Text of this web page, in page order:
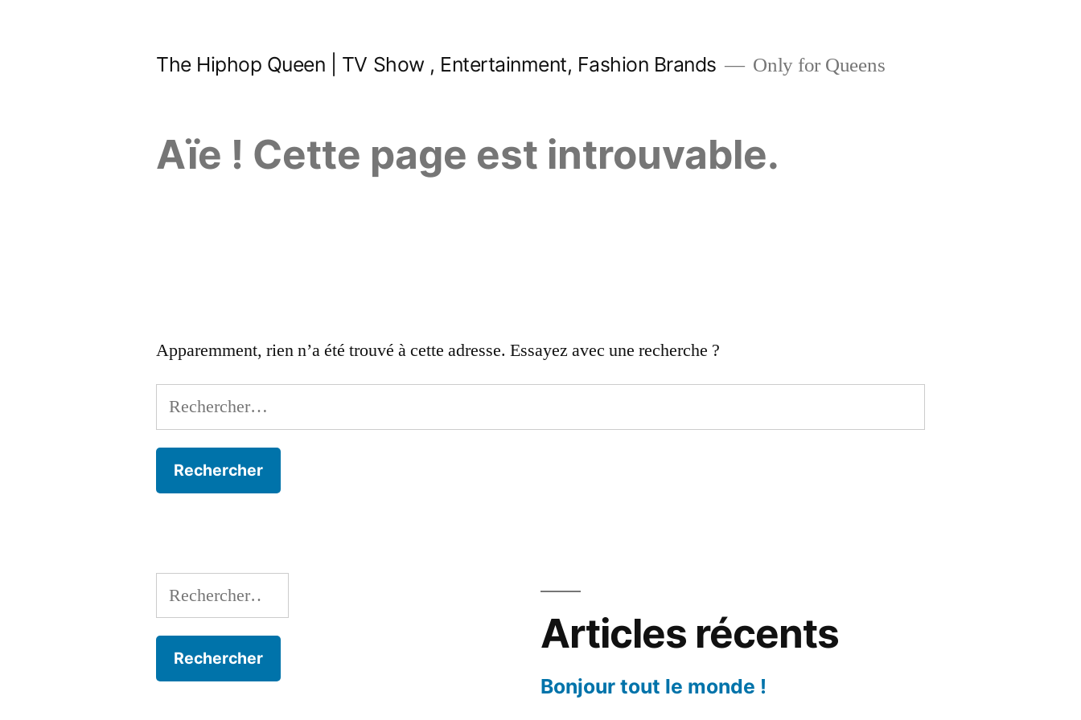
The Hiphop Queen | TV Show , Entertainment, Fashion Brands Only for Queens
Aïe ! Cette page est introuvable.
Apparemment, rien n’a été trouvé à cette adresse. Essayez avec une recherche ?
Rechercher :
Rechercher :
Articles récents
Bonjour tout le monde !